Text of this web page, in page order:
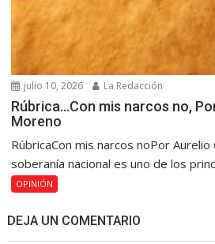
julio 10, 2026 La Redacción
Rúbrica…Con mis narcos no,
Moreno
RúbricaCon mis narcos noPor
soberanía nacional es uno de los
OPINIÓN
DEJA UN COMENTARIO